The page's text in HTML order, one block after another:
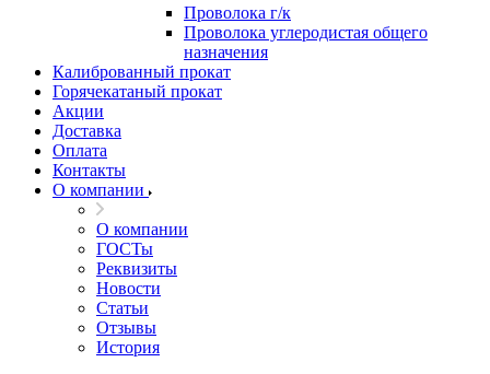
Проволока г/к
Проволока углеродистая общего
назначения
Калиброванный прокат
Горячекатаный прокат
Акции
Доставка
Оплата
Контакты
О компании
О компании
ГОСТы
Реквизиты
Новости
Статьи
Отзывы
История